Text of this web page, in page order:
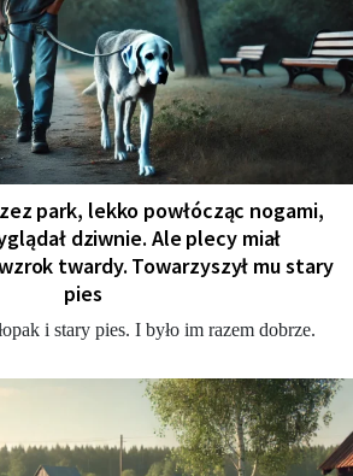
park, lekko powłócząc nogami,
dziwnie. Ale plecy miał
twardy. Towarzyszył mu stary
pies
i stary pies. I było im razem dobrze.